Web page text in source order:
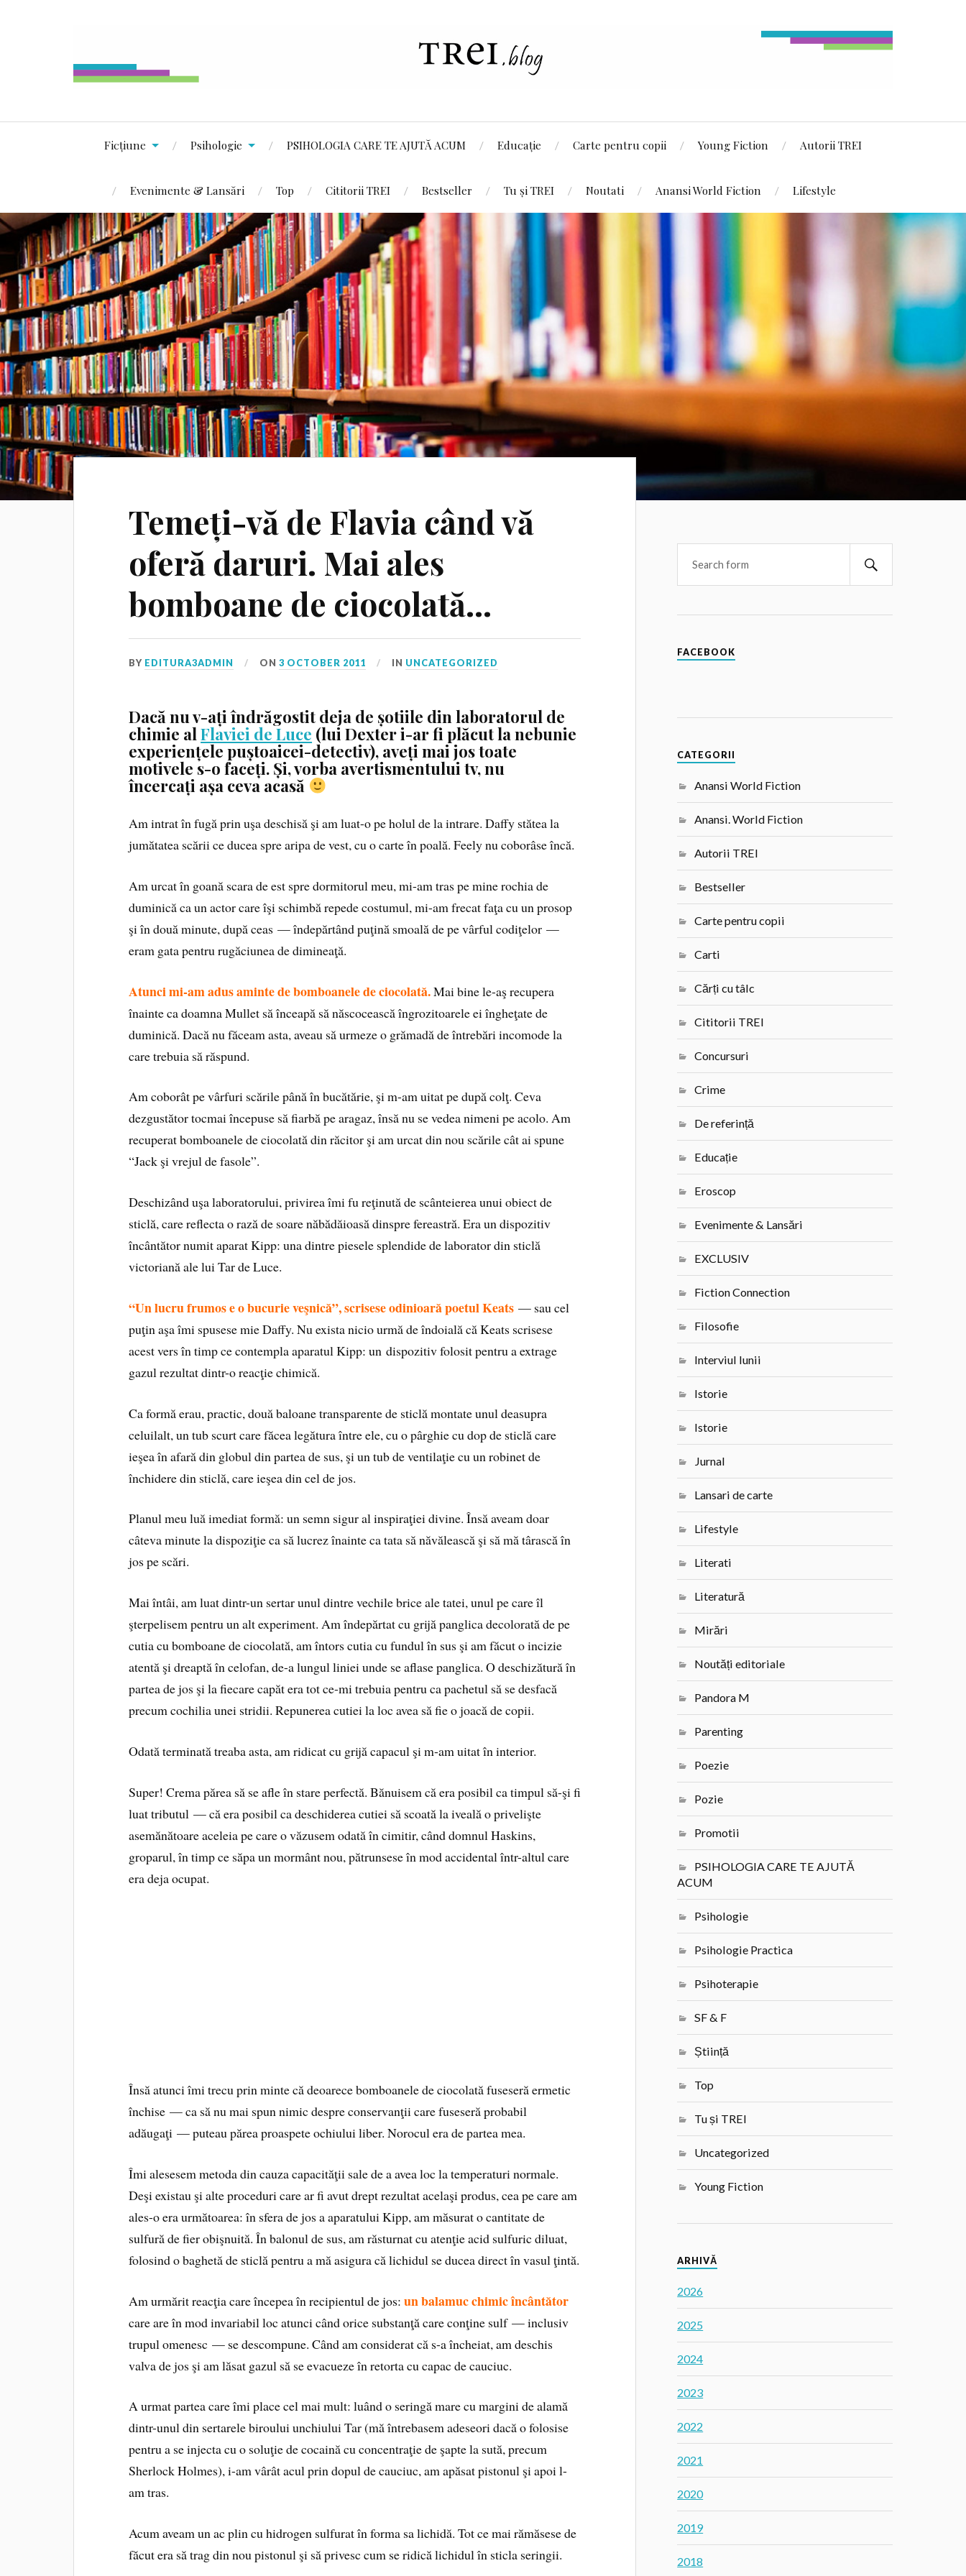
Ficțiune Psihologie PSIHOLOGIA CARE TE AJUTĂ ACUM Educație Carte pentru copii Young Fiction Autorii TREI
Evenimente & Lansări Top Cititorii TREI Bestseller Tu și TREI Noutati Anansi World Fiction Lifestyle
Temeți-vă de Flavia când vă
oferă daruri. Mai ales
bomboane de ciocolată…
BY EDITURA3ADMIN ON3 OCTOBER 2011 IN UNCATEGORIZED
Dacă nu v-ați îndrăgostit deja de șotiile din laboratorul de
chimie alFlaviei de Luce (lui Dexter i-ar fi plăcut la nebunie
experiențele puștoaicei-detectiv), aveți mai jos toate
motivele s-o faceți. Și, vorba avertismentului tv, nu
încercați așa ceva acasă
Am intrat în fugă prin uşa deschisă şi am luat-o pe holul de la intrare. Daffy stătea la
jumătatea scării ce ducea spre aripa de vest, cu o carte în poală. Feely nu coborâse încă.
Am urcat în goană scara de est spre dormitorul meu, mi-am tras pe mine rochia de
duminică ca un actor care îşi schimbă repede costumul, mi-am frecat faţa cu un prosop
şi în două minute, după ceas — îndepărtând puţină smoală de pe vârful codiţelor —
eram gata pentru rugăciunea de dimineaţă.
Atunci mi-am adus aminte de bomboanele de ciocolată.Mai bine le-aş recupera
înainte ca doamna Mullet să înceapă să născocească îngrozitoarele ei îngheţate de
duminică. Dacă nu făceam asta, aveau să urmeze o grămadă de întrebări incomode la
care trebuia să răspund.
Am coborât pe vârfuri scările până în bucătărie, şi m-am uitat pe după colţ. Ceva
dezgustător tocmai începuse să fiarbă pe aragaz, însă nu se vedea nimeni pe acolo. Am
recuperat bomboanele de ciocolată din răcitor şi am urcat din nou scările cât ai spune
“Jack şi vrejul de fasole”.
Deschizând uşa laboratorului, privirea îmi fu reţinută de scânteierea unui obiect de
sticlă, care reflecta o rază de soare năbădăioasă dinspre fereastră. Era un dispozitiv
încântător numit aparat Kipp: una dintre piesele splendide de laborator din sticlă
victoriană ale lui Tar de Luce.
“Un lucru frumos e o bucurie veşnică”, scrisese odinioară poetul Keats— sau cel
puţin aşa îmi spusese mie Daffy. Nu exista nicio urmă de îndoială că Keats scrisese
acest vers în timp ce contempla aparatul Kipp: un dispozitiv folosit pentru a extrage
gazul rezultat dintr-o reacţie chimică.
Ca formă erau, practic, două baloane transparente de sticlă montate unul deasupra
celuilalt, un tub scurt care făcea legătura între ele, cu o pârghie cu dop de sticlă care
ieşea în afară din globul din partea de sus, şi un tub de ventilaţie cu un robinet de
închidere din sticlă, care ieşea din cel de jos.
Planul meu luă imediat formă: un semn sigur al inspiraţiei divine. Însă aveam doar
câteva minute la dispoziţie ca să lucrez înainte ca tata să năvălească şi să mă târască în
jos pe scări.
Mai întâi, am luat dintr-un sertar unul dintre vechile brice ale tatei, unul pe care îl
şterpelisem pentru un alt experiment. Am îndepărtat cu grijă panglica decolorată de pe
cutia cu bomboane de ciocolată, am întors cutia cu fundul în sus şi am făcut o incizie
atentă şi dreaptă în celofan, de-a lungul liniei unde se aflase panglica. O deschizătură în
partea de jos şi la fiecare capăt era tot ce-mi trebuia pentru ca pachetul să se desfacă
precum cochilia unei stridii. Repunerea cutiei la loc avea să fie o joacă de copii.
Odată terminată treaba asta, am ridicat cu grijă capacul şi m-am uitat în interior.
Super! Crema părea să se afle în stare perfectă. Bănuisem că era posibil ca timpul să-şi fi
luat tributul — că era posibil ca deschiderea cutiei să scoată la iveală o privelişte
asemănătoare aceleia pe care o văzusem odată în cimitir, când domnul Haskins,
groparul, în timp ce săpa un mormânt nou, pătrunsese în mod accidental într-altul care
era deja ocupat.
Însă atunci îmi trecu prin minte că deoarece bomboanele de ciocolată fuseseră ermetic
închise — ca să nu mai spun nimic despre conservanţii care fuseseră probabil
adăugaţi — puteau părea proaspete ochiului liber. Norocul era de partea mea.
Îmi alesesem metoda din cauza capacităţii sale de a avea loc la temperaturi normale.
Deşi existau şi alte proceduri care ar fi avut drept rezultat acelaşi produs, cea pe care am
ales-o era următoarea: în sfera de jos a aparatului Kipp, am măsurat o cantitate de
sulfură de fier obişnuită. În balonul de sus, am răsturnat cu atenţie acid sulfuric diluat,
folosind o baghetă de sticlă pentru a mă asigura că lichidul se ducea direct în vasul ţintă.
Am urmărit reacţia care începea în recipientul de jos:un balamuc chimic încântător
care are în mod invariabil loc atunci când orice substanţă care conţine sulf — inclusiv
trupul omenesc — se descompune. Când am considerat că s-a încheiat, am deschis
valva de jos şi am lăsat gazul să se evacueze în retorta cu capac de cauciuc.
A urmat partea care îmi place cel mai mult: luând o seringă mare cu margini de alamă
dintr-unul din sertarele biroului unchiului Tar (mă întrebasem adeseori dacă o folosise
pentru a se injecta cu o soluţie de cocaină cu concentraţie de şapte la sută, precum
Sherlock Holmes), i-am vârât acul prin dopul de cauciuc, am apăsat pistonul şi apoi l-
am tras.
Acum aveam un ac plin cu hidrogen sulfurat în forma sa lichidă. Tot ce mai rămăsese de
făcut era să trag din nou pistonul şi să privesc cum se ridică lichidul în sticla seringii.
FACEBOOK
CATEGORII
Anansi World Fiction
Anansi. World Fiction
Autorii TREI
Bestseller
Carte pentru copii
Carti
Cărți cu tâlc
Cititorii TREI
Concursuri
Crime
De referință
Educație
Eroscop
Evenimente & Lansări
EXCLUSIV
Fiction Connection
Filosofie
Interviul lunii
Istorie
Istorie
Jurnal
Lansari de carte
Lifestyle
Literati
Literatură
Mirări
Noutăți editoriale
Pandora M
Parenting
Poezie
Pozie
Promotii
PSIHOLOGIA CARE TE AJUTĂ
ACUM
Psihologie
Psihologie Practica
Psihoterapie
SF & F
Știință
Top
Tu și TREI
Uncategorized
Young Fiction
ARHIVĂ
2026
2025
2024
2023
2022
2021
2020
2019
2018